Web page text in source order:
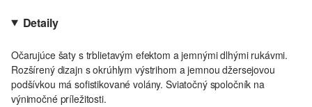
Detaily
Očarujúce šaty s trblietavým efektom a jemnými dlhými rukávmi.
Rozšírený dizajn s okrúhlym výstrihom a jemnou džersejovou
podšívkou má sofistikované volány. Sviatočný spoločník na
výnimočné príležitosti.